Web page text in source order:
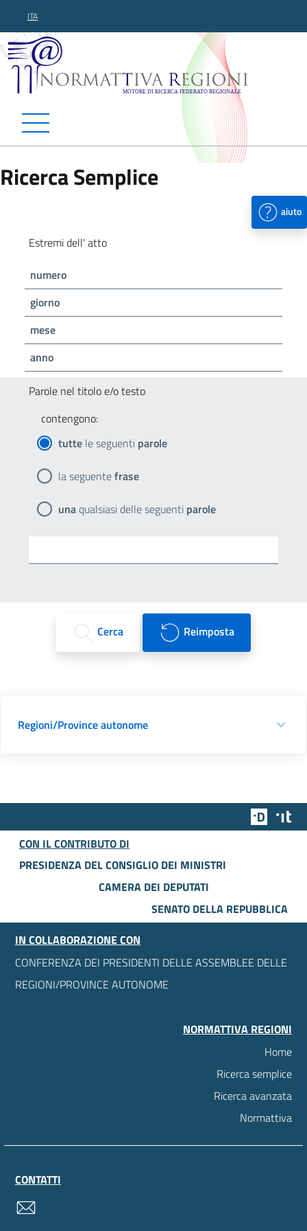
ITA
Normattiva Regioni -
Ricerca Semplice
aiuto
Estremi dell' atto
numero
giorno
mese
anno
Parole nel titolo e/o testo
contengono:
tutte le seguenti parole
la seguentefrase
unaqualsiasi delle seguenti parole
Cerca Reimposta
Regioni/Province autonome
Team
CON IL CONTRIBUTO DI
PRESIDENZA DEL CONSIGLIO DEI MINISTRI
CAMERA DEI DEPUTATI
SENATO DELLA REPUBBLICA
IN COLLABORAZIONE CON
CONFERENZA DEI PRESIDENTI DELLE ASSEMBLEE DELLE
REGIONI/PROVINCE AUTONOME
NORMATTIVA REGIONI
Home
Ricerca semplice
Ricerca avanzata
Normattiva
CONTATTI